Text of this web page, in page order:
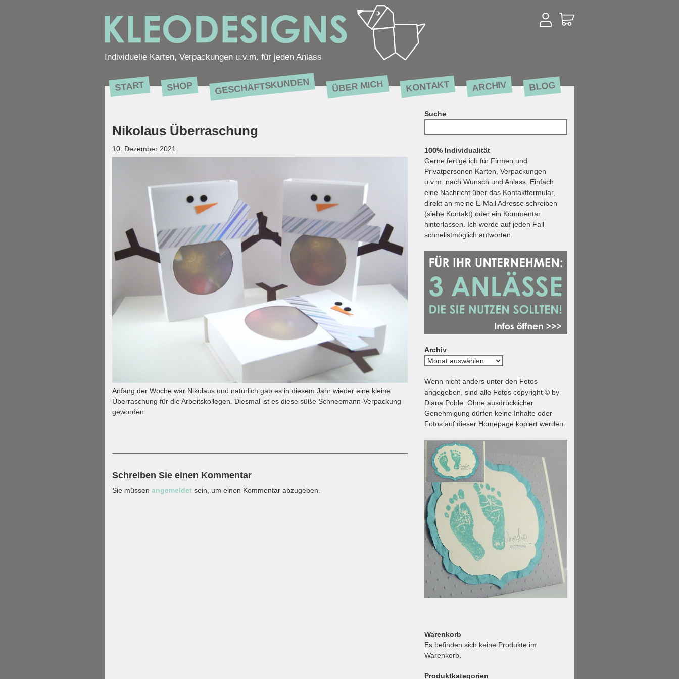
Individuelle Karten, Verpackungen u.v.m. für jeden Anlass
START SHOP GESCHÄFTSKUNDEN ÜBER MICH KONTAKT ARCHIV BLOG
Nikolaus Überraschung
10. Dezember 2021
Anfang der Woche war Nikolaus und natürlich gab es in diesem Jahr wieder eine kleine
Überraschung für die Arbeitskollegen. Diesmal ist es diese süße Schneemann-Verpackung
geworden.
Schreiben Sie einen Kommentar
Sie müssen angemeldetsein, um einen Kommentar abzugeben.
Suche
nach:
100% Individualität
Gerne fertige ich für Firmen und
Privatpersonen Karten, Verpackungen
u.v.m. nach Wunsch und Anlass. Einfach
eine Nachricht über das Kontaktformular,
direkt an meine E-Mail Adresse schreiben
(siehe Kontakt) oder ein Kommentar
hinterlassen. Ich werde auf jeden Fall
schnellstmöglich antworten.
Archiv
Archiv
Wenn nicht anders unter den Fotos
angegeben, sind alle Fotos copyright © by
Diana Pohle. Ohne ausdrücklicher
Genehmigung dürfen keine Inhalte oder
Fotos auf dieser Homepage kopiert werden.
Warenkorb
Es befinden sich keine Produkte im
Warenkorb.
Produktkategorien